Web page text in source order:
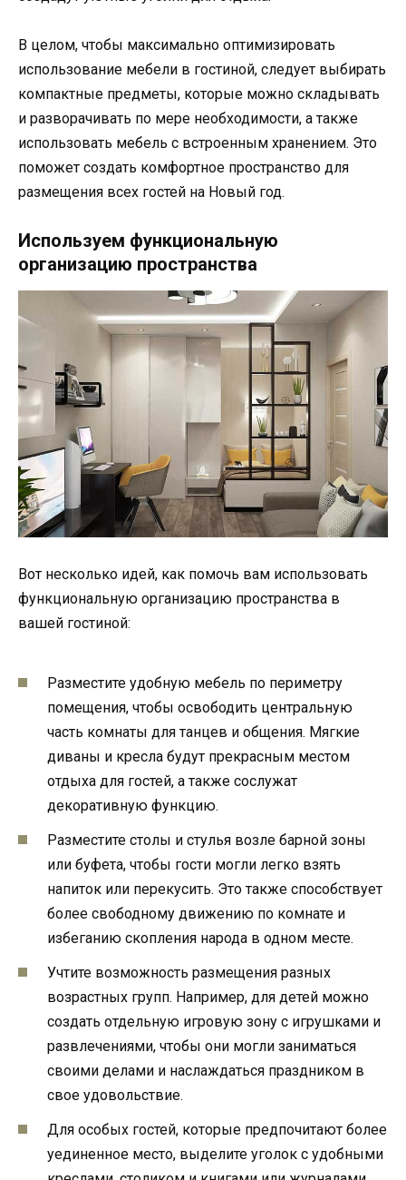
В целом, чтобы максимально оптимизировать
использование мебели в гостиной, следует выбирать
компактные предметы, которые можно складывать
и разворачивать по мере необходимости, а также
использовать мебель с встроенным хранением. Это
поможет создать комфортное пространство для
размещения всех гостей на Новый год.
Используем функциональную
организацию пространства
Вот несколько идей, как помочь вам использовать
функциональную организацию пространства в
вашей гостиной:
Разместите удобную мебель по периметру
помещения, чтобы освободить центральную
часть комнаты для танцев и общения. Мягкие
диваны и кресла будут прекрасным местом
отдыха для гостей, а также сослужат
декоративную функцию.
Разместите столы и стулья возле барной зоны
или буфета, чтобы гости могли легко взять
напиток или перекусить. Это также способствует
более свободному движению по комнате и
избеганию скопления народа в одном месте.
Учтите возможность размещения разных
возрастных групп. Например, для детей можно
создать отдельную игровую зону с игрушками и
развлечениями, чтобы они могли заниматься
своими делами и наслаждаться праздником в
свое удовольствие.
Для особых гостей, которые предпочитают более
уединенное место, выделите уголок с удобными